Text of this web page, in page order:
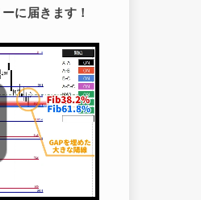
に届きます！